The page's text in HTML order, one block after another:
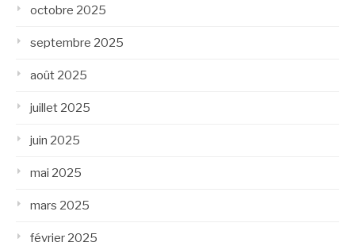
octobre 2025
septembre 2025
août 2025
juillet 2025
juin 2025
mai 2025
mars 2025
février 2025